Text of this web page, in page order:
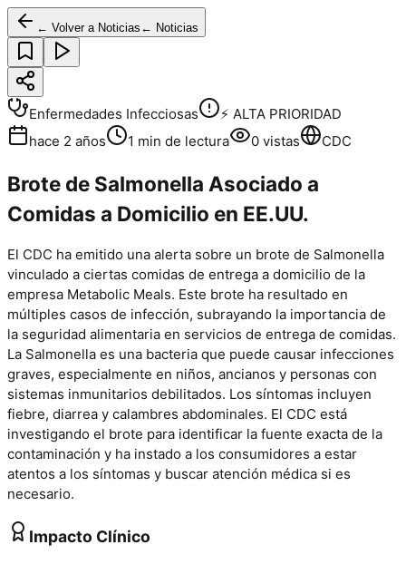
← Volver a Noticias ← Noticias
Enfermedades Infecciosas
⚡ ALTA PRIORIDAD
hace 2 años
1 min de lectura 0 vistas CDC
Brote de Salmonella Asociado a
Comidas a Domicilio en EE.UU.
El CDC ha emitido una alerta sobre un brote de Salmonella
vinculado a ciertas comidas de entrega a domicilio de la
empresa Metabolic Meals. Este brote ha resultado en
múltiples casos de infección, subrayando la importancia de
la seguridad alimentaria en servicios de entrega de comidas.
La Salmonella es una bacteria que puede causar infecciones
graves, especialmente en niños, ancianos y personas con
sistemas inmunitarios debilitados. Los síntomas incluyen
fiebre, diarrea y calambres abdominales. El CDC está
investigando el brote para identificar la fuente exacta de la
contaminación y ha instado a los consumidores a estar
atentos a los síntomas y buscar atención médica si es
necesario.
Impacto Clínico